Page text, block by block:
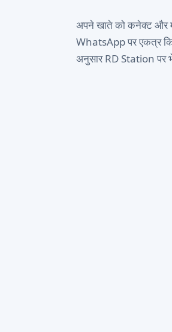
अपने खाते को कनेक्ट और
WhatsApp पर एकत्र
अनुसार RD Station पर